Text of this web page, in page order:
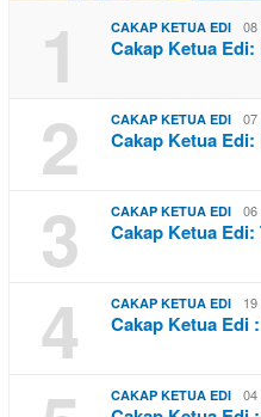
1 CAKAP KETUA EDI 08
Cakap Ketua
2 CAKAP KETUA EDI 07
Cakap Ketua
3 CAKAP KETUA EDI 06
Cakap Ketua
4 CAKAP KETUA EDI
Cakap Ketua
CAKAP KETUA EDI 04